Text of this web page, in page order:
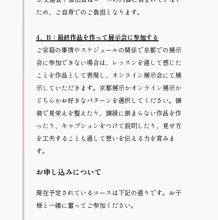
ため、ご自身でのご負担となります。
4、B：最終作品を作って展示会に参加する
ご家庭の事情やスケジュールの関係で京都での展示
会に参加できない場合は、レッスンを通して感じた
ことを作品として表現し、オンライン展示会にて展
示していただきます。京都展示かオンライン展示か
どちらかお好きなパターンを選択してください。額
装で見栄えを整えたり、額縁に嵌まらない作品を作
ったり、キャプションをつけて説明したり、見せ方
を工夫することも通して想いを伝える力を育みま
す。
お申し込みについて
現在予定されているコースは下記の通りです。お子
様と一緒に奮ってご参加ください。